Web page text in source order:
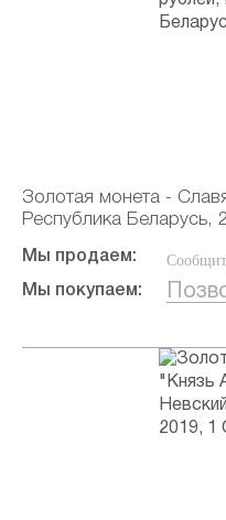
Золотая монета -
Республика Беларусь,
Мы продаем:
Мы покупаем: